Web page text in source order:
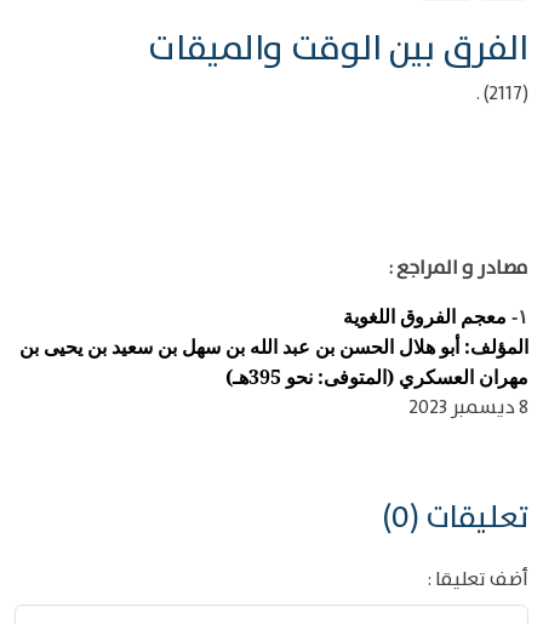
الفرق بين الوقت والميقات
(2117) .
مصادر و المراجع :
١-
معجم الفروق اللغوية
المؤلف: أبو هلال الحسن بن عبد الله بن سهل بن سعيد بن يحيى بن
مهران العسكري (المتوفى: نحو 395هـ)
8 ديسمبر 2023
تعليقات (0)
أضف تعليقا :